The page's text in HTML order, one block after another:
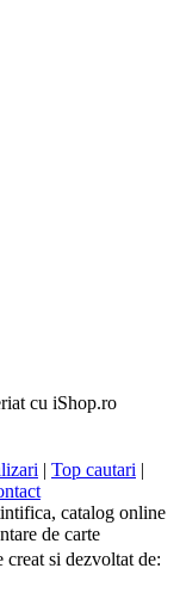
cu iShop.ro
| Top cautari |
catalog online
de carte
si dezvoltat de: